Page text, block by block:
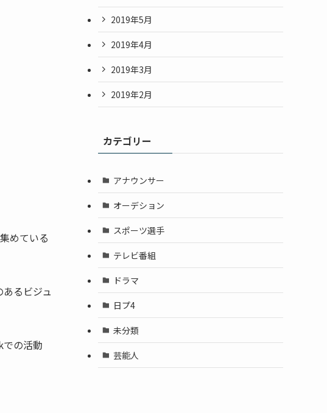
めている
るビジュ
の活動
2019年5月
2019年4月
2019年3月
2019年2月
カテゴリー
アナウンサー
オーデション
スポーツ選手
テレビ番組
ドラマ
日プ4
未分類
芸能人